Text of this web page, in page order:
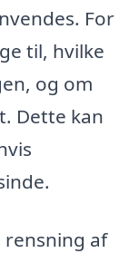
For
til, hvilke
og om
Dette kan
af